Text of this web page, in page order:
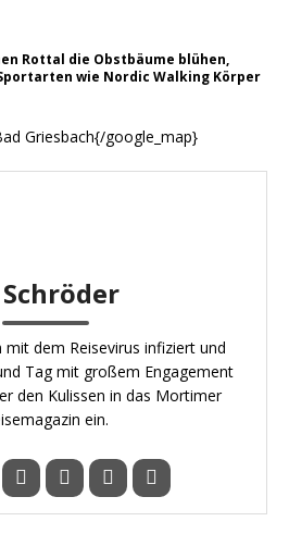
Rottal die Obstbäume blühen,
wie Nordic Walking Körper
Griesbach{/google_map}
Schröder
dem Reisevirus infiziert und
Tag mit großem Engagement
den Kulissen in das Mortimer
ein.